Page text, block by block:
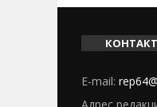
E-mail: